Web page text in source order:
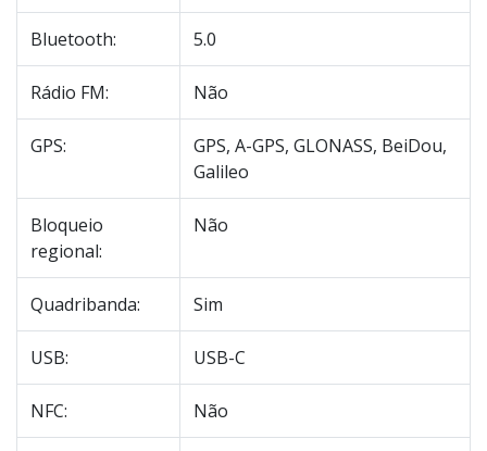
Bluetooth: 5.0
Rádio FM: Não
GPS:
GPS, A-GPS, GLONASS, BeiDou,
Galileo
Bloqueio
regional:
Não
Quadribanda: Sim
USB: USB-C
NFC: Não